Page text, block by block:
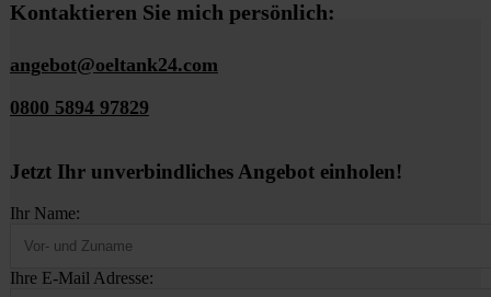
Kontaktieren Sie mich persönlich:
angebot@oeltank24.com
0800 5894 97829
Jetzt Ihr unverbindliches Angebot einholen!
Ihr Name:
Ihre E-Mail Adresse: